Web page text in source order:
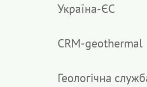
Україна-ЄС
CRM-geothermal
Геологічна